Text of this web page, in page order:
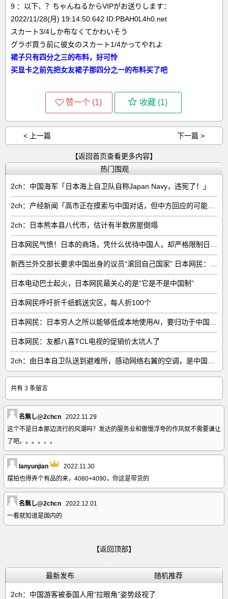
9 ：以下、？ちゃんねるからVIPがお送りします：
2022/11/28(月) 19:14:50.642 ID:PBAH0L4h0.net
スカート3/4しか布なくてかわいそう
グラボ買う前に彼女のスカート1/4かってやれよ
裙子只有四分之三的布料，好可怜
买显卡之前先把女友裙子那四分之一的布料买了吧
赞一个 (1) 收藏 (1)
< 上一篇 下一篇 >
【返回首页查看更多内容】
热门围观
2ch：中国海军「日本海上自卫队自称Japan Navy，违宪了！」
2ch：日本熊本县八代市，估计有半数房屋倒塌
日本电动巴士起火，日本网民最关心的是“它是不是中国制”
日本网民呼吁折千纸鹤送灾区，每人折100个
日本网民：友都八喜TCL电视的促销价太坑人了
共有 3 条留言
名無し@2chcn
2022.11.29
这个不是日本那边流行的风潮吗？发达的服务业和傲慢浮夸的作风就不需要谦让
了吧。。。。。。
lanyunjian
2022.11.30
摆拍也得弄个有品的来，4080+4090，你这是带货的
名無し@2chcn
2022.12.01
一看就知道是国内的
【返回顶部】
最新发布 随机推荐
2ch：中国游客被泰国人用“拉眼角”姿势歧视了